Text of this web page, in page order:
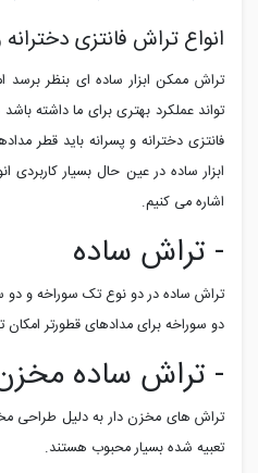
انواع تراش فانتزی
تراش ممکن ابزار ساده ای بنظر برسد
تواند عملکرد بهتری برای ما داشته
فانتزی دخترانه و پسرانه باید قطر
ابزار ساده در عین حال بسیار کاربردی
اشاره می کنیم.
- تراش ساده
تراش ساده در دو نوع تک سوراخه و
دو سوراخه برای مدادهای قطورتر
- تراش ساده
تراش های مخزن دار به دلیل طراحی
تعبیه شده بسیار محبوب هستند.